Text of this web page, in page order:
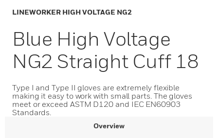
LINEWORKER HIGH VOLTAGE NG2
Blue High Voltage
NG2 Straight Cuff 18
Type I and Type II gloves are extremely flexible
making it easy to work with small parts. The gloves
meet or exceed ASTM D120 and IEC EN60903
Standards.
Overview